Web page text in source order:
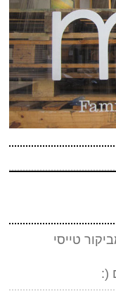
אותו)(חובה)
טייסי
(: